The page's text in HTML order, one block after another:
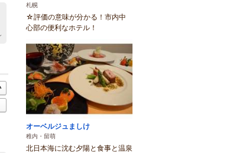
札幌
☆評価の意味が分かる！市内中
心部の便利なホテル！
オーベルジュましけ
稚内・留萌
北日本海に沈む夕陽と食事と温泉